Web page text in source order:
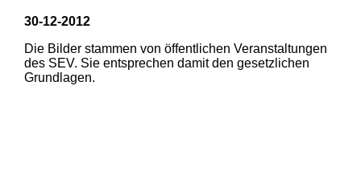
1 2
30-12-2012
Die Bilder stammen von öffentlichen Veranstaltungen
des SEV. Sie entsprechen damit den gesetzlichen
Grundlagen.